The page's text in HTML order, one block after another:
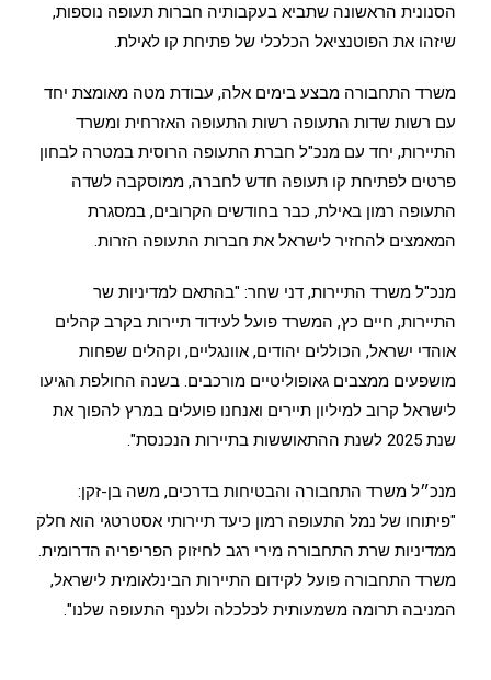
הסנונית הראשונה שתביא בעקבותיה חברות תעופה נוספות,
שיזהו את הפוטנציאל הכלכלי של פתיחת קו לאילת.
משרד התחבורה מבצע בימים אלה, עבודת מטה מאומצת יחד
עם רשות שדות התעופה רשות התעופה האזרחית ומשרד
התיירות, יחד עם מנכ"ל חברת התעופה הרוסית במטרה לבחון
פרטים לפתיחת קו תעופה חדש לחברה, ממוסקבה לשדה
התעופה רמון באילת, כבר בחודשים הקרובים, במסגרת
המאמצים להחזיר לישראל את חברות התעופה הזרות.
מנכ"ל משרד התיירות, דני שחר: "בהתאם למדיניות שר
התיירות, חיים כץ, המשרד פועל לעידוד תיירות בקרב קהלים
אוהדי ישראל, הכוללים יהודים, אוונגליים, וקהלים שפחות
מושפעים ממצבים גאופוליטיים מורכבים. בשנה החולפת הגיעו
לישראל קרוב למיליון תיירים ואנחנו פועלים במרץ להפוך את
שנת 2025 לשנת ההתאוששות בתיירות הנכנסת".
מנכ״ל משרד התחבורה והבטיחות בדרכים, משה בן-זקן:
"פיתוחו של נמל התעופה רמון כיעד תיירותי אסטרטגי הוא חלק
ממדיניות שרת התחבורה מירי רגב לחיזוק הפריפריה הדרומית.
משרד התחבורה פועל לקידום התיירות הבינלאומית לישראל,
המניבה תרומה משמעותית לכלכלה ולענף התעופה שלנו".